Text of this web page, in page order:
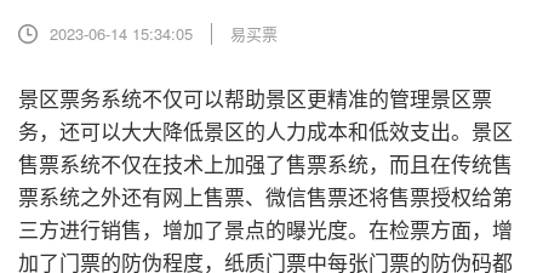
2023-06-14 15:34:05 易买票
景区票务系统不仅可以帮助景区更精准的管理景区票
务，还可以大大降低景区的人力成本和低效支出。景区
售票系统不仅在技术上加强了售票系统，而且在传统售
票系统之外还有网上售票、微信售票还将售票授权给第
三方进行销售，增加了景点的曝光度。在检票方面，增
加了门票的防伪程度，纸质门票中每张门票的防伪码都